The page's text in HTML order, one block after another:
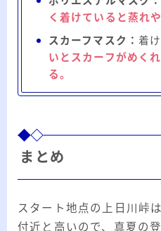
く着けていると蒸れ
スカーフマスク：着
いとスカーフがめく
る。
まとめ
スタート地点の上日川峠
付近と高いので、真夏の